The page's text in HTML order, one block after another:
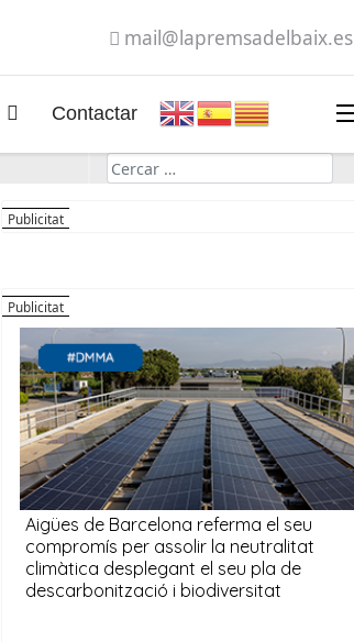
mail@lapremsadelbaix.es
Contactar
Cerca